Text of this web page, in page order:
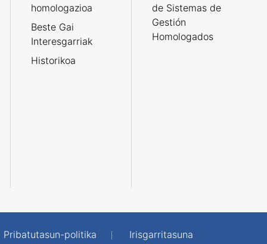
homologazioa
Beste Gai
Interesgarriak
Historikoa
de Sistemas de
Gestión
Homologados
Pribatutasun-politika Irisgarritasuna